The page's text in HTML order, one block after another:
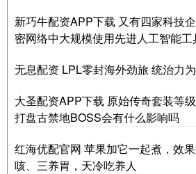
新巧牛配资APP下载 又有四家科技
密网络中大规模使用先进人工智能工
无息配资 LPL零封海外劲旅 统治力
大圣配资APP下载 原始传奇套装等
打盘古禁地BOSS会有什么影响吗
红海优配官网 苹果加它一起煮，效
咳、三养胃，天冷吃养人